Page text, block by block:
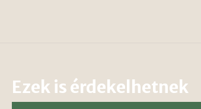
Ezek is érdekelhetnek